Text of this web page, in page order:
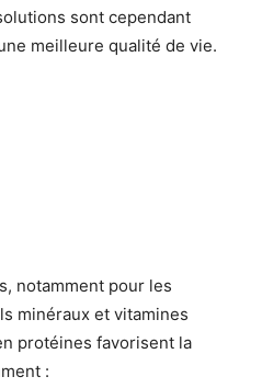
sont cependant
meilleure qualité de vie.
notamment pour les
minéraux et vitamines
protéines favorisent la
: